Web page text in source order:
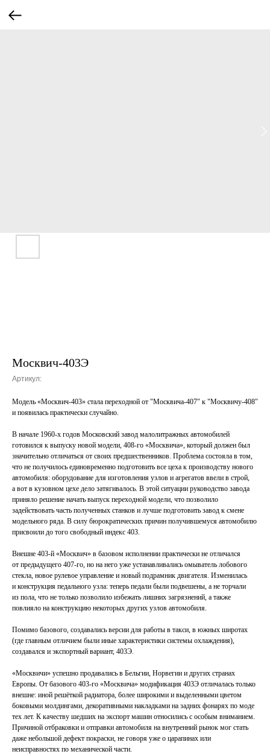
Москвич-403Э
Артикул:
Модель «Москвич-403» стала переходной от "Москвича-407″ к "Москвичу-408″
и появилась практически случайно.
В начале 1960-х годов Московский завод малолитражных автомобилей
готовился к выпуску новой модели, 408-го «Москвича», который должен был
значительно отличаться от своих предшественников. Проблема состояла в том,
что не получилось единовременно подготовить все цеха к производству нового
автомобиля: оборудование для изготовления узлов и агрегатов ввели в строй,
а вот в кузовном цехе дело затягивалось. В этой ситуации руководство завода
приняло решение начать выпуск переходной модели, что позволило
задействовать часть полученных станков и лучше подготовить завод к смене
модельного ряда. В силу бюрократических причин получившемуся автомобилю
присвоили до того свободный индекс 403.
Внешне 403-й «Москвич» в базовом исполнении практически не отличался
от предыдущего 407-го, но на него уже устанавливались омыватель лобового
стекла, новое рулевое управление и новый подрамник двигателя. Изменилась
и конструкция педального узла: теперь педали были подвешены, а не торчали
из пола, что не только позволило избежать лишних загрязнений, а также
повлияло на конструкцию некоторых других узлов автомобиля.
Помимо базового, создавались версии для работы в такси, в южных широтах
(где главным отличием были иные характеристики системы охлаждения),
создавался и экспортный вариант, 403Э.
«Москвичи» успешно продавались в Бельгии, Норвегии и других странах
Европы. От базового 403-го «Москвича» модификация 403Э отличалась только
внешне: иной решёткой радиатора, более широкими и выделенными цветом
боковыми молдингами, декоративными накладками на задних фонарях по моде
тех лет. К качеству шедших на экспорт машин относились с особым вниманием.
Причиной отбраковки и отправки автомобиля на внутренний рынок мог стать
даже небольшой дефект покраски, не говоря уже о царапинах или
неисправностях по механической части.